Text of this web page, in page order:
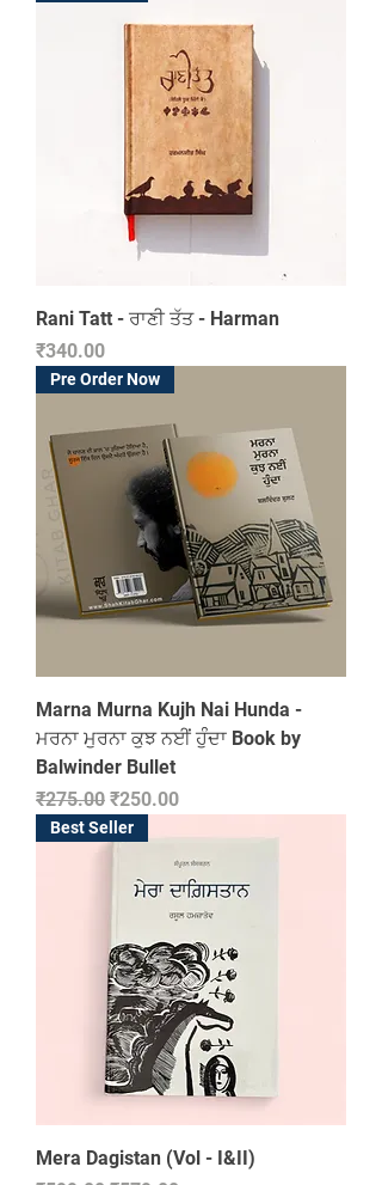
Rani Tatt - ਰਾਣੀ ਤੱਤ - Harman
Price
₹340.00
Pre Order Now
Marna Murna Kujh Nai Hunda -
ਮਰਨਾ ਮੁਰਨਾ ਕੁਝ ਨਈਂ ਹੁੰੰਦਾ Book by
Balwinder Bullet
Regular Price
₹275.00 Sale Price
₹250.00
Best Seller
Mera Dagistan (Vol - I&II)